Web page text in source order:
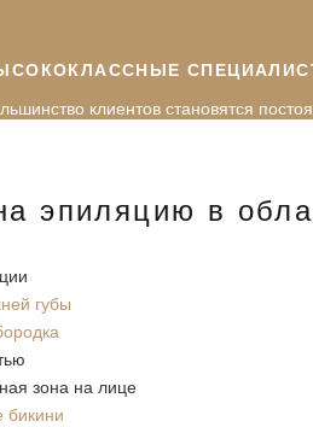
клиентов становятся
эпиляцию в
губы
зона на лице
бикини